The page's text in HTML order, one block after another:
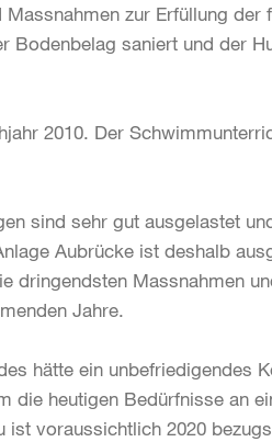
zur Erfüllung der
Bodenbelag saniert und der
2010. Der
sind sehr gut ausgelastet
Aubrücke ist deshalb
dringendsten Massnahmen
Jahre.
hätte ein unbefriedigendes
die heutigen Bedürfnisse an
ist voraussichtlich 2020